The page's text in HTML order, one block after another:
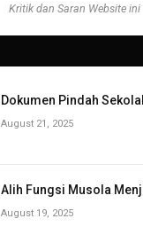
Kritik dan Saran Website ini
Dokumen Pindah
August 21, 2025
Alih Fungsi Musola
August 19, 2025